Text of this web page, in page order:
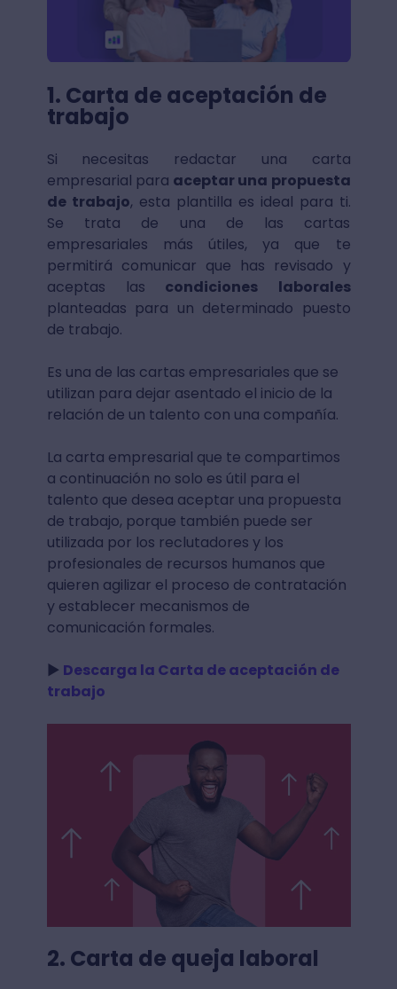
1. Carta de aceptación de
trabajo
Si necesitas redactar una carta
empresarial para aceptar una propuesta
de trabajo, esta plantilla es ideal para ti.
Se trata de una de las cartas
empresariales más útiles, ya que te
permitirá comunicar que has revisado y
aceptas las condiciones laborales
planteadas para un determinado puesto
de trabajo.
Es una de las cartas empresariales que se
utilizan para dejar asentado el inicio de la
relación de un talento con una compañía.
La carta empresarial que te compartimos
a continuación no solo es útil para el
talento que desea aceptar una propuesta
de trabajo, porque también puede ser
utilizada por los reclutadores y los
profesionales de recursos humanos que
quieren agilizar el proceso de contratación
y establecer mecanismos de
comunicación formales.
► Descarga la Carta de aceptación de
trabajo
2. Carta de queja laboral